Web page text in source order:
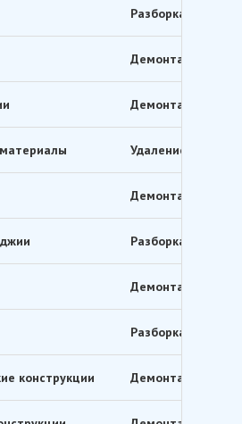
Разборка
Демонтаж
Демонтаж
Удаление
Демонтаж
Разборка
Демонтаж
Разборка полов,
конструкции Демонтаж